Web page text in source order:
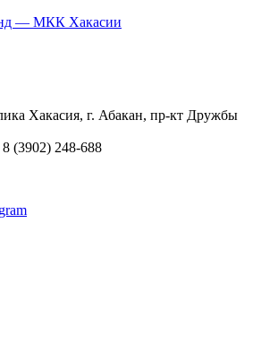
— МКК Хакасии
Хакасия, г. Абакан, пр-кт Дружбы
(3902) 248-688